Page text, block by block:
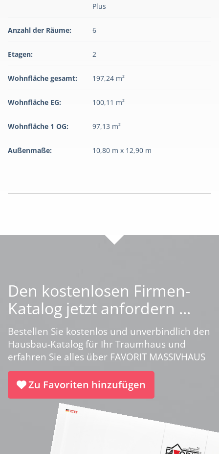
Plus
Anzahl der Räume: 6
Etagen: 2
Wohnfläche gesamt: 197,24 m²
Wohnfläche EG: 100,11 m²
Wohnfläche 1 OG: 97,13 m²
Außenmaße: 10,80 m x 12,90 m
Den kostenlosen Firmen-
Katalog jetzt anfordern ...
Bestellen Sie kostenlos und unverbindlich den
Hausbau-Katalog für Ihr Traumhaus und
erfahren Sie alles über FAVORIT MASSIVHAUS
Zu Favoriten hinzufügen